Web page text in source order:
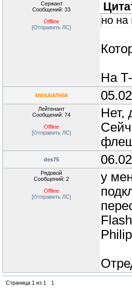
Сержант
Сообщений: 33
Offline
[Отправить ЛС]
но на
На
МИХАИЛ666
Лейтенант
Сообщений: 74
Offline
[Отправить ЛС]
Нет,
des75
Рядовой
Сообщений: 2
Offline
[Отправить ЛС]
у
Страница 1 из 1 1